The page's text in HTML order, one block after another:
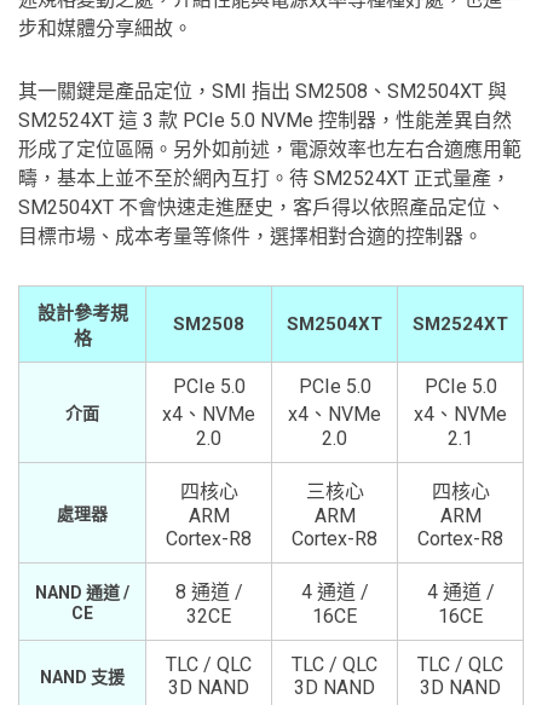
步和媒體分享細故。
其一關鍵是產品定位，SMI 指出 SM2508、SM2504XT 與
SM2524XT 這 3 款 PCIe 5.0 NVMe 控制器，性能差異自然
形成了定位區隔。另外如前述，電源效率也左右合適應用範
疇，基本上並不至於網內互打。待 SM2524XT 正式量產，
SM2504XT 不會快速走進歷史，客戶得以依照產品定位、
目標市場、成本考量等條件，選擇相對合適的控制器。
設計參考規
格
SM2508 SM2504XT SM2524XT
介面
PCIe 5.0
x4、NVMe
2.0
PCIe 5.0
x4、NVMe
2.0
PCIe 5.0
x4、NVMe
2.1
處理器
四核心
ARM
Cortex-R8
三核心
ARM
Cortex-R8
四核心
ARM
Cortex-R8
NAND 通道 /
CE
8 通道 /
32CE
4 通道 /
16CE
4 通道 /
16CE
NAND 支援
TLC / QLC
3D NAND
TLC / QLC
3D NAND
TLC / QLC
3D NAND